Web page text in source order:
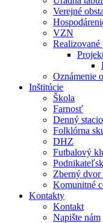
Verejné
VZN
Oznámenie
Inštitúcie
Škola
Farnosť
Denný
Folklórna
DHZ
Futbalový
Zberný
Komunitné
Kontakty
Kontakt
Napište nám